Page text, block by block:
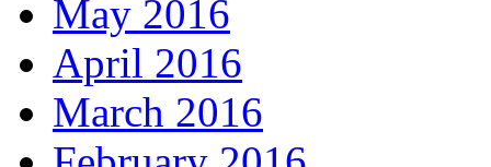
May 2016
April 2016
March 2016